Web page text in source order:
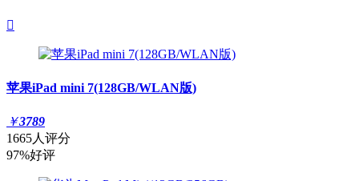

苹果iPad mini 7(128GB/WLAN版)
￥3789
1665人评分
97%好评